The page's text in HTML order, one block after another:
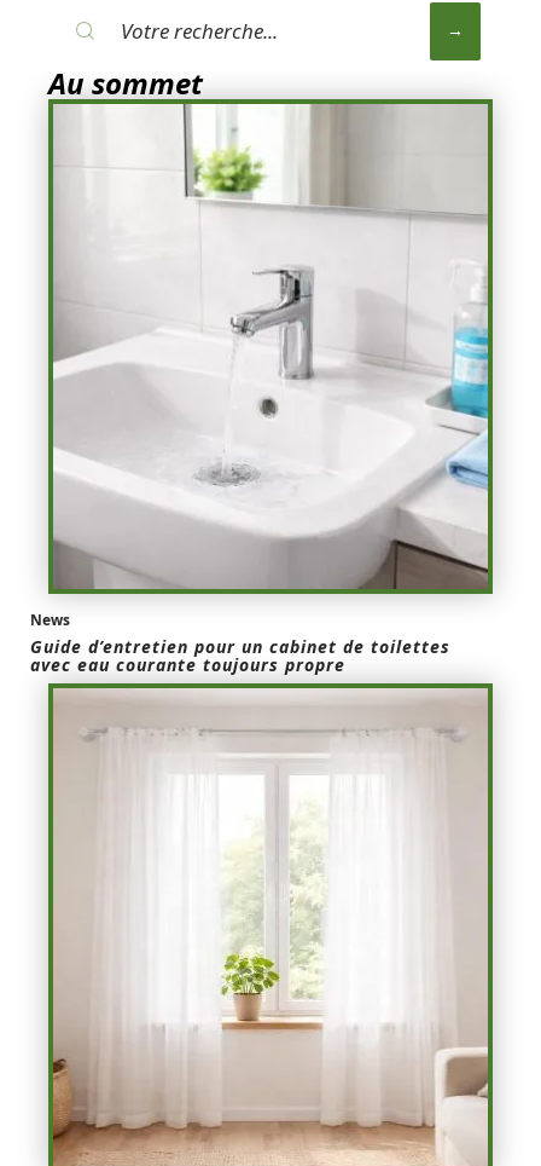
Au sommet
News
Guide d’entretien pour un cabinet de toilettes
avec eau courante toujours propre